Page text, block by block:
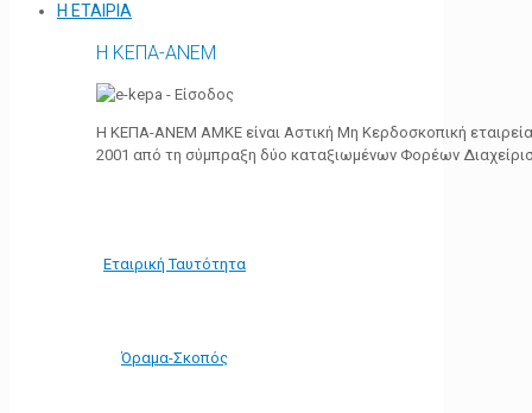
Η ΕΤΑΙΡΙΑ
Η ΚΕΠΑ-ΑΝΕΜ
Η ΚΕΠΑ-ΑΝΕΜ ΑΜΚΕ είναι Αστική Μη Κερδοσκοπική
2001 από τη σύμπραξη δύο καταξιωμένων Φορέων
Εταιρική Ταυτότητα
Όραμα-Σκοπός